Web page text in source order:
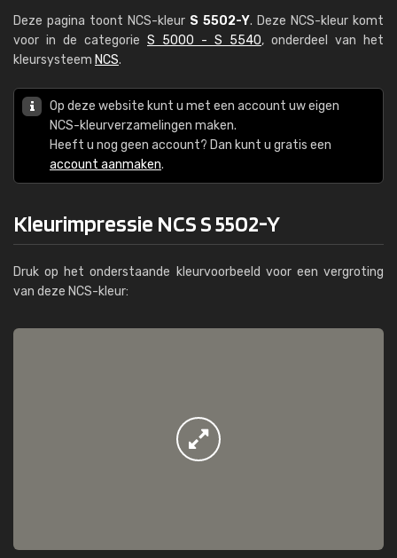
Deze pagina toont NCS-kleur S 5502-Y. Deze NCS-kleur komt
voor in de categorie S 5000 - S 5540, onderdeel van het
kleursysteem NCS.
Op deze website kunt u met een account uw eigen
NCS-kleurverzamelingen maken.
Heeft u nog geen account? Dan kunt u gratis een
account aanmaken.
Kleurimpressie NCS S 5502-Y
Druk op het onderstaande kleurvoorbeeld voor een vergroting
van deze NCS-kleur: